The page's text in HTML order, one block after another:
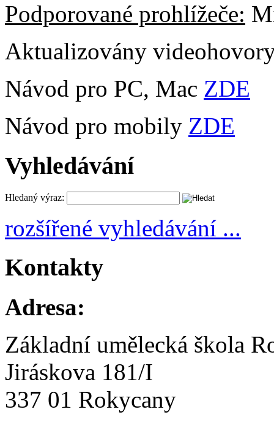
Podporované prohlížeče:
Aktualizovány
Návod pro PC, Mac ZDE
Návod pro mobily ZDE
Vyhledávání
Hledaný výraz:
rozšířené vyhledávání ...
Kontakty
Adresa:
Základní umělecká škola
Jiráskova 181/I
337 01 Rokycany